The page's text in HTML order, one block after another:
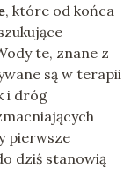
, które od końca
te, znane z
są w terapii
i dróg
pierwsze
dziś stanowią